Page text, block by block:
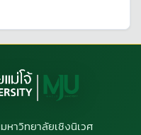
หาวิทยาลัยเชิงนิเวศ